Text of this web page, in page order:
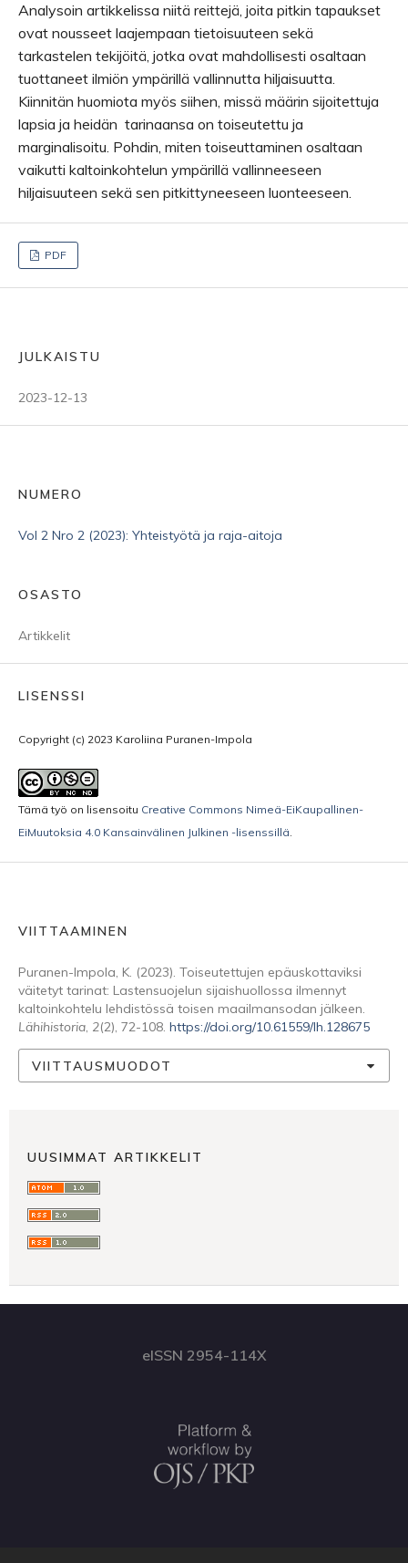
Analysoin artikkelissa niitä reittejä, joita pitkin tapaukset
ovat nousseet laajempaan tietoisuuteen sekä
tarkastelen tekijöitä, jotka ovat mahdollisesti osaltaan
tuottaneet ilmiön ympärillä vallinnutta hiljaisuutta.
Kiinnitän huomiota myös siihen, missä määrin sijoitettuja
lapsia ja heidän tarinaansa on toiseutettu ja
marginalisoitu. Pohdin, miten toiseuttaminen osaltaan
vaikutti kaltoinkohtelun ympärillä vallinneeseen
hiljaisuuteen sekä sen pitkittyneeseen luonteeseen.
PDF
JULKAISTU
2023-12-13
NUMERO
Vol 2 Nro 2 (2023): Yhteistyötä ja raja-aitoja
OSASTO
Artikkelit
LISENSSI
Copyright (c) 2023 Karoliina Puranen-Impola
Tämä työ on lisensoitu Creative Commons Nimeä-EiKaupallinen-
EiMuutoksia 4.0 Kansainvälinen Julkinen -lisenssillä.
VIITTAAMINEN
Puranen-Impola, K. (2023). Toiseutettujen epäuskottaviksi
väitetyt tarinat: Lastensuojelun sijaishuollossa ilmennyt
kaltoinkohtelu lehdistössä toisen maailmansodan jälkeen.
Lähihistoria, 2(2), 72-108. https://doi.org/10.61559/lh.128675
VIITTAUSMUODOT
UUSIMMAT ARTIKKELIT
eISSN 2954-114X